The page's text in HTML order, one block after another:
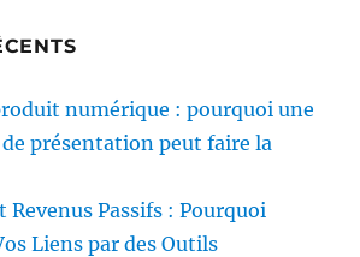
numérique : pourquoi une
présentation peut faire la
Passifs : Pourquoi
Liens par des Outils